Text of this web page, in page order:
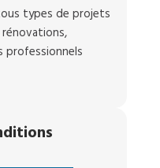
types de projets
rénovations,
professionnels